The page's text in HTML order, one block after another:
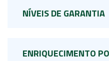
NÍVEIS DE GARANTIA
ENRIQUECIMENTO